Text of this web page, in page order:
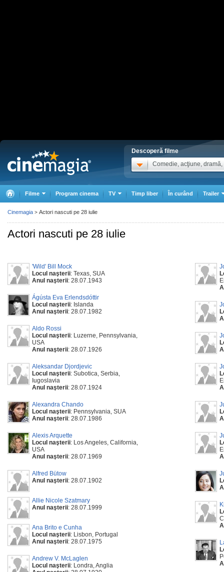
Descoperă filme
Comedie, acţiune, dramă,
Filme Program cinema TV Timp liber În curând Trailer
Actori nascuti pe 28 iulie
'Wild' Bill Mock
Locul naşterii: Texas, SUA
Anul naşterii: 28.07.1943
Ágústa Eva Erlendsdóttir
Locul naşterii: Islanda
Anul naşterii: 28.07.1982
Aldo Rossi
Locul naşterii: Luzerne, Pennsylvania,
USA
Anul naşterii: 28.07.1926
Aleksandar Djordjevic
Locul naşterii: Subotica, Serbia,
Iugoslavia
Anul naşterii: 28.07.1924
Alexandra Chando
Locul naşterii: Pennsylvania, SUA
Anul naşterii: 28.07.1986
Alexis Arquette
Locul naşterii: Los Angeles, California,
USA
Anul naşterii: 28.07.1969
Alfred Bütow
Anul naşterii: 28.07.1902
Allie Nicole Szatmary
Anul naşterii: 28.07.1999
Ana Brito e Cunha
Locul naşterii: Lisbon, Portugal
Anul naşterii: 28.07.1975
Andrew V. McLaglen
Locul naşterii: Londra, Anglia
Cinemagia > Actori nascuti pe 28 iulie